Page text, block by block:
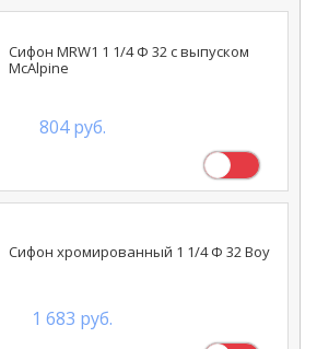
Сифон MRW1 1 1/4 Ф 32 с выпуском
McAlpine
804 руб.
Сифон хромированный 1 1/4 Ф 32 Boy
1 683 руб.